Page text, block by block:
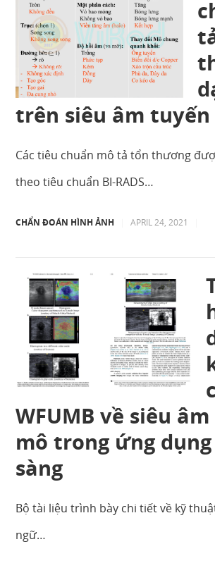
trên siêu âm tuyến
Các tiêu chuẩn mô tả tổn thương
theo tiêu chuẩn BI-RADS…
CHẨN ĐOÁN HÌNH ẢNH APRIL 24, 2021
WFUMB về siêu
mô trong ứng
sàng
Bộ tài liệu trình bày chi tiết về kỹ
ngữ…